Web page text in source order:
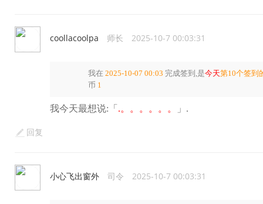
coollacoolpa 师长 2025-10-7 00:03:31
我在 2025-10-07 00:03 完成签到,是今天第10个签到
币 1
我今天最想说:「 .。。。。。。 」.
回复
小心飞出窗外 司令 2025-10-7 00:03:31